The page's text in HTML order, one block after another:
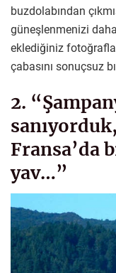
buzdolabından
güneşlenmenizi
eklediğiniz
çabasını sonuçsuz
2.
Fransa’da
yav…”